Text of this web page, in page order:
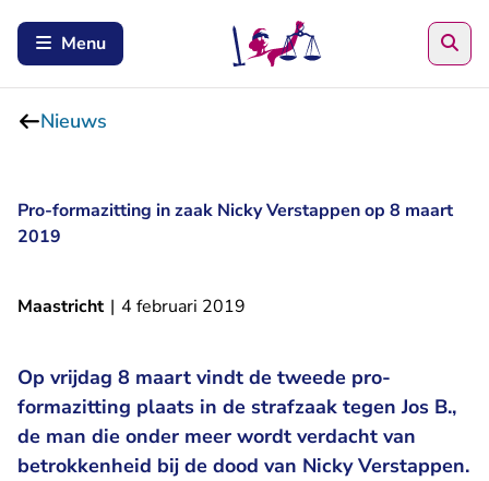
Menu
Nieuws
Pro-formazitting in zaak Nicky Verstappen op 8 maart
2019
Maastricht | 4 februari 2019
Op vrijdag 8 maart vindt de tweede pro-
formazitting plaats in de strafzaak tegen Jos B.,
de man die onder meer wordt verdacht van
betrokkenheid bij de dood van Nicky Verstappen.